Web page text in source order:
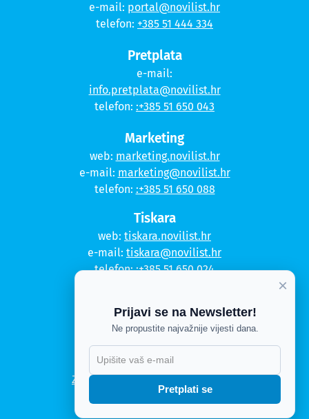
e-mail: portal@novilist.hr
telefon: +385 51 444 334
Pretplata
e-mail:
info.pretplata@novilist.hr
telefon: :+385 51 650 043
Marketing
web: marketing.novilist.hr
e-mail: marketing@novilist.hr
telefon: :+385 51 650 088
Tiskara
web: tiskara.novilist.hr
e-mail: tiskara@novilist.hr
telefon::+385 51 650 024
Kontakt
Politika privatnosti
Politika kolačića
Zahtjev za pristup informacijama
Impressum
×
Prijavi se na Newsletter!
Ne propustite najvažnije vijesti dana.
Pretplati se